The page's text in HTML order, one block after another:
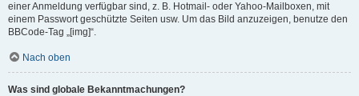
einer Anmeldung verfügbar sind, z. B. Hotmail- oder Yahoo-Mailboxen, mit
einem Passwort geschützte Seiten usw. Um das Bild anzuzeigen, benutze den
BBCode-Tag „[img]“.
Nach oben
Was sind globale Bekanntmachungen?